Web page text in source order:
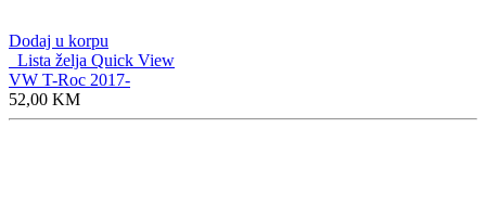
Dodaj u korpu
Lista želja Quick View
VW T-Roc 2017-
52,00 KM